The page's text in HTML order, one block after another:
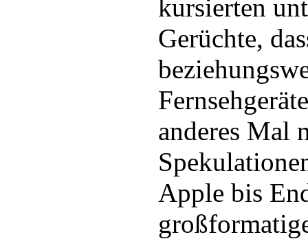
kursierten
Gerüchte,
anderes Mal
Apple bis